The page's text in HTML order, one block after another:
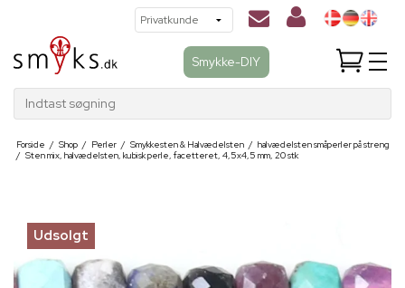
Smykke-DIY
Indtast søgning
Forside / Shop / Perler / Smykkesten & Halvædelsten / halvædelsten småperler på streng
/ Sten mix, halvædelsten, kubisk perle, facetteret, 4,5x4,5 mm, 20 stk
Udsolgt